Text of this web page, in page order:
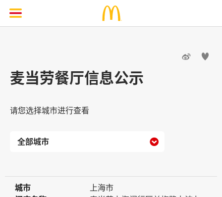
 
麦当劳餐厅信息公示
请您选择城市进行查看

城市
城市
上海市